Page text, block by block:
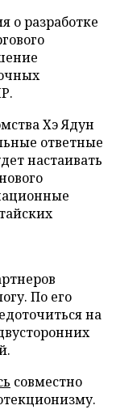
о разработке
Хэ Ядун
ответные
настаивать
По его
на
совместно